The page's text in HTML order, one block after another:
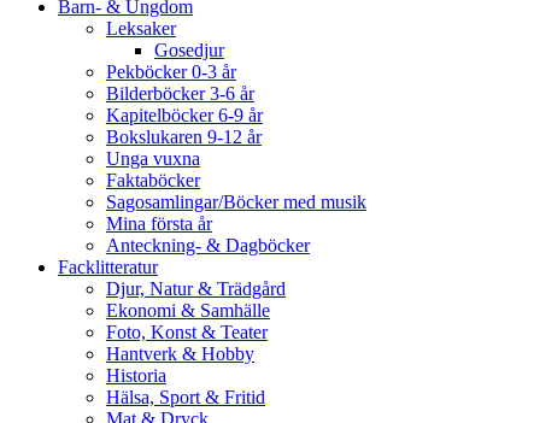
Barn- & Ungdom
Leksaker
Gosedjur
Pekböcker 0-3 år
Bilderböcker 3-6 år
Kapitelböcker 6-9 år
Bokslukaren 9-12 år
Unga vuxna
Faktaböcker
Sagosamlingar/Böcker med musik
Mina första år
Anteckning- & Dagböcker
Facklitteratur
Djur, Natur & Trädgård
Ekonomi & Samhälle
Foto, Konst & Teater
Hantverk & Hobby
Historia
Hälsa, Sport & Fritid
Mat & Dryck